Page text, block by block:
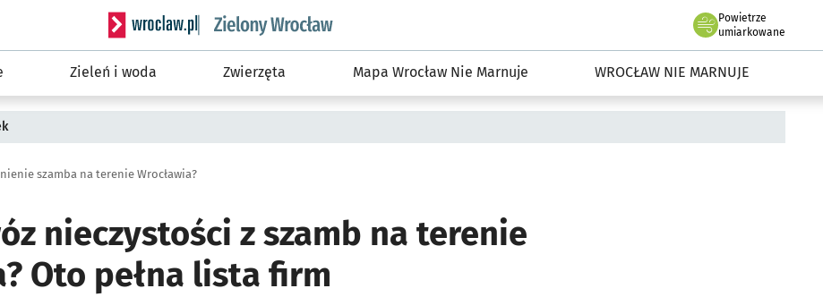
Serwis informacyjny wroclaw.pl podserwis: Środowisko we Wrocławiu
Powietrze
we Wrocławiu
umiarkowane
Zieleń i woda Zwierzęta Mapa Wrocław Nie Marnuje WROCŁAW NIE MARNUJE
szamba na terenie Wrocławia?
nieczystości z szamb na terenie
Oto pełna lista firm